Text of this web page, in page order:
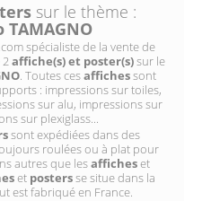
sur le thème :
TAMAGNO
spécialiste de la vente de
affiche(s) et poster(s)sur le
. Toutes cesaffichessont
: impressions sur toiles,
sur alu, impressions sur
sur plexiglass...
sont expédiées dans des
roulées ou à plat pour
autres que lesafficheset
et postersse situe dans la
est fabriqué en France.